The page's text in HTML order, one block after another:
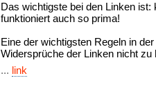
Das wichtigste bei den Linken
funktioniert auch so prima!
Eine der wichtigsten Regeln in
Widersprüche der Linken nicht zu
... link